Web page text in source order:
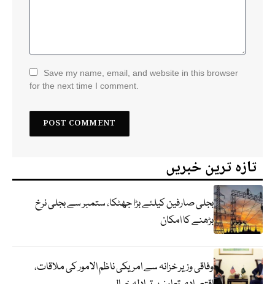
Save my name, email, and website in this browser
for the next time I comment.
تازہ ترین خبریں
بجلی صارفین کیلئے بڑا جھٹکا، ستمبر سے بجلی نرخ
بڑھنے کا امکان
وفاقی وزیر خزانہ سے امریکی ناظم الامور کی ملاقات،